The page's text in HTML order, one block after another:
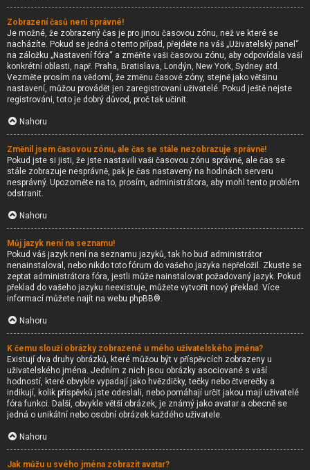
Zobrazení časů není správné!
Je možné, že zobrazený čas je pro jinou časovou zónu, než ve které se
nacházíte. Pokud se jedná o tento případ, přejděte na váš „Uživatelský panel“
na záložku „Nastavení fóra“ a změňte vaši časovou zónu, aby odpovídala vaší
konkrétní oblasti, např. Praha, Bratislava, Londýn, New York, Sydney atd.
Vezměte prosím na vědomí, že změnu časové zóny, stejně jako většinu
nastavení, můžou provádět jen zaregistrovaní uživatelé. Pokud ještě nejste
registrováni, toto je dobrý důvod, proč tak učinit.
Nahoru
Změnil jsem časovou zónu, ale čas se stále nezobrazuje správně!
Pokud jste si jisti, že jste nastavili vaši časovou zónu správně, ale čas se
stále zobrazuje nesprávně, pak je čas nastavený na hodinách serveru
nesprávný. Upozorněte na to, prosím, administrátora, aby mohl tento problém
odstranit.
Nahoru
Můj jazyk není na seznamu!
Pokud váš jazyk není na seznamu jazyků, tak ho buď administrátor
nenainstaloval, nebo nikdo toto fórum do vašeho jazyka nepřeložil. Zkuste se
zeptat administrátora fóra, jestli může nainstalovat požadovaný jazyk. Pokud
překlad do vašeho jazyku neexistuje, můžete vytvořit nový překlad. Více
informací můžete najít na webu phpBB®.
Nahoru
K čemu slouží obrázky zobrazené u mého uživatelského jména?
Existují dva druhy obrázků, které můžou být v příspěvcích zobrazeny u
uživatelského jména. Jedním z nich jsou obrázky asociované s vaší
hodností, které obvykle vypadají jako hvězdičky, tečky nebo čtverečky a
indikují, kolik příspěvků jste odeslali, nebo pomáhají určit jakou mají uživatelé
fóra funkci. Další, obvykle větší obrázek, je známý jako avatar a obecně se
jedná o unikátní nebo osobní obrázek každého uživatele.
Nahoru
Jak můžu u svého jména zobrazit avatar?